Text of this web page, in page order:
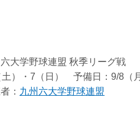
大学野球連盟 秋季リーグ戦
）・7（日） 予備日：9/8（月
： 九州六大学野球連盟